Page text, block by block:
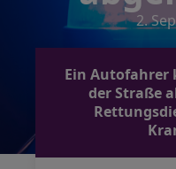
2.
Ein
der Straße